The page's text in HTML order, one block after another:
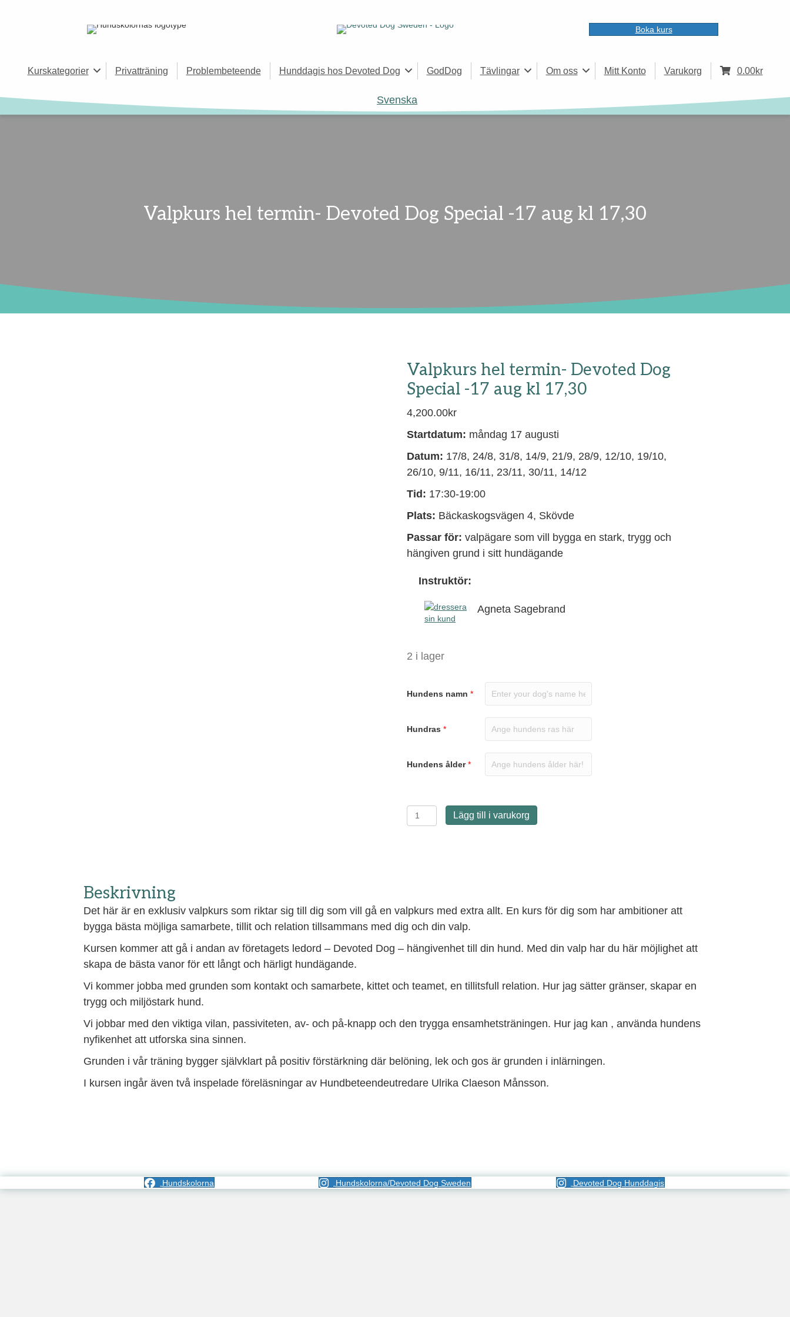
Boka kurs
Kurskategorier Privatträning Problembeteende Hunddagis hos Devoted Dog GodDog Tävlingar Om oss Mitt Konto Varukorg 0.00kr
Svenska
Valpkurs hel termin- Devoted Dog Special -17 aug kl 17,30
Valpkurs hel termin- Devoted Dog
Special -17 aug kl 17,30
4,200.00kr
Startdatum: måndag 17 augusti
Datum: 17/8, 24/8, 31/8, 14/9, 21/9, 28/9, 12/10, 19/10,
26/10, 9/11, 16/11, 23/11, 30/11, 14/12
Tid: 17:30-19:00
Plats: Bäckaskogsvägen 4, Skövde
Passar för: valpägare som vill bygga en stark, trygg och
hängiven grund i sitt hundägande
Instruktör:
Agneta Sagebrand
2 i lager
Hundens namn *
Hundras *
Hundens ålder *
Valpkurs
hel
kl
17,30
mängd
Lägg till i varukorg
Beskrivning
Det här är en exklusiv valpkurs som riktar sig till dig som vill gå en valpkurs med extra allt. En kurs för dig som har ambitioner att
bygga bästa möjliga samarbete, tillit och relation tillsammans med dig och din valp.
Kursen kommer att gå i andan av företagets ledord – Devoted Dog – hängivenhet till din hund. Med din valp har du här möjlighet att
skapa de bästa vanor för ett långt och härligt hundägande.
Vi kommer jobba med grunden som kontakt och samarbete, kittet och teamet, en tillitsfull relation. Hur jag sätter gränser, skapar en
trygg och miljöstark hund.
Vi jobbar med den viktiga vilan, passiviteten, av- och på-knapp och den trygga ensamhetsträningen. Hur jag kan , använda hundens
nyfikenhet att utforska sina sinnen.
Grunden i vår träning bygger självklart på positiv förstärkning där belöning, lek och gos är grunden i inlärningen.
I kursen ingår även två inspelade föreläsningar av Hundbeteendeutredare Ulrika Claeson Månsson.
Hundskolorna Hundskolorna/Devoted Dog Sweden Devoted Dog Hunddagis